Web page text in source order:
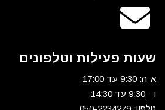
שעות פעילות וטלפונים
א-ה: 9:30 עד 17:00
ו - 9:30 עד 14:30